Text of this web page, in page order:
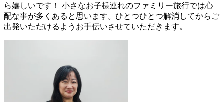
ら嬉しいです！ 小さなお子様連れのファミリー旅行では心
配な事が多くあると思います。ひとつひとつ解消してからご
出発いただけるようお手伝いさせていただきます。